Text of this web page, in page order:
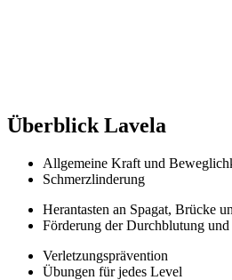
Überblick Lavela
Allgemeine Kraft und
Schmerzlinderung
Herantasten an Spagat, Brücke
Förderung der Durchblutung
Verletzungsprävention
Übungen für jedes Level